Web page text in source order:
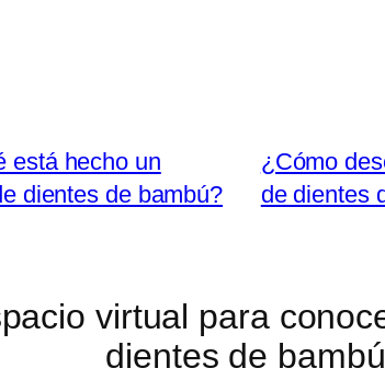
está hecho un
dientes de bambú?
¿Cómo
de dientes
virtual para
dientes de bambú